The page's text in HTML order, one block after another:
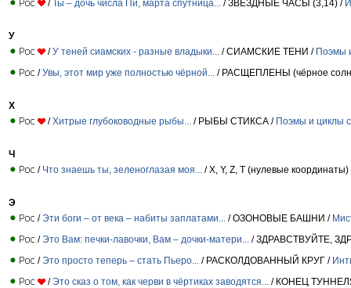
/Ты – дочь числа Пи, марта спутница... / ЗВЁЗДНЫЕ ЧАСЫ (3,14) /
У
/У теней сиамских - разные владыки... / СИАМСКИЕ ТЕНИ / Поэмы
/Увы, этот мир уже полностью чёрной... / РАСЩЕПЛЕНЫ (чёрное
Х
/Хитрые глубоководные рыбы... / РЫБЫ СТИКСА / Поэмы и циклы
Ч
/ Что знаешь ты, зеленоглазая моя... / X, Y, Z, T (нулевые
Э
/Эти боги – от века – набиты заплатами... / ОЗОНОВЫЕ БАШНИ /
/Это Вам: печки-лавочки, Вам – дочки-матери...
/ ЗДРАВСТВУЙТЕ,
/Это просто теперь – стать Пьеро... / РАСКОЛДОВАННЫЙ КРУГ /
/Это сказ о том, как черви в чёртиках заводятся...
/ КОНЕЦ